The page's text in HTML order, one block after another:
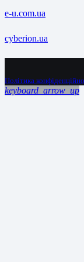
e-u.com.ua
cyberion.ua
Політика
keyboard_arrow_up